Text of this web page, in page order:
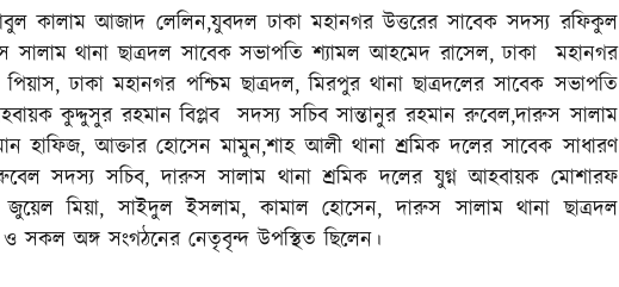
কালাম আজাদ লেলিন,যুবদল ঢাকা মহানগর উত্তরের সাবেক সদস্য রফিকুল
থানা ছাত্রদল সাবেক সভাপতি শ্যামল আহমেদ রাসেল, ঢাকা মহানগর
ঢাকা মহানগর পশ্চিম ছাত্রদল, মিরপুর থানা ছাত্রদলের সাবেক সভাপতি
কুদ্দুসুর রহমান বিপ্লব সদস্য সচিব সান্তানুর রহমান রুবেল,দারুস সালাম
হাফিজ, আক্তার হোসেন মামুন,শাহ আলী থানা শ্রমিক দলের সাবেক সাধারণ
সদস্য সচিব, দারুস সালাম থানা শ্রমিক দলের যুগ্ন আহবায়ক মোশারফ
মিয়া, সাইদুল ইসলাম, কামাল হোসেন, দারুস সালাম থানা ছাত্রদল
অঙ্গ সংগঠনের নেতৃবৃন্দ উপস্থিত ছিলেন।